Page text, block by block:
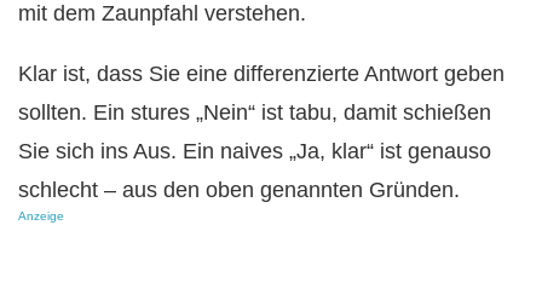
mit dem Zaunpfahl verstehen.
Klar ist, dass Sie eine differenzierte Antwort geben
sollten. Ein stures „Nein“ ist tabu, damit schießen
Sie sich ins Aus. Ein naives „Ja, klar“ ist genauso
schlecht – aus den oben genannten Gründen.
Anzeige